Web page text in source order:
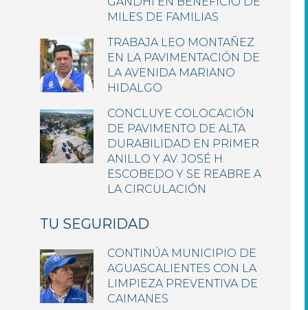
MILES DE FAMILIAS
TRABAJA LEO MONTAÑEZ
EN LA PAVIMENTACIÓN DE
LA AVENIDA MARIANO
HIDALGO
CONCLUYE COLOCACIÓN
DE PAVIMENTO DE ALTA
DURABILIDAD EN PRIMER
ANILLO Y AV. JOSÉ H.
ESCOBEDO Y SE REABRE A
LA CIRCULACIÓN
TU SEGURIDAD
CONTINÚA MUNICIPIO DE
AGUASCALIENTES CON LA
LIMPIEZA PREVENTIVA DE
CAIMANES